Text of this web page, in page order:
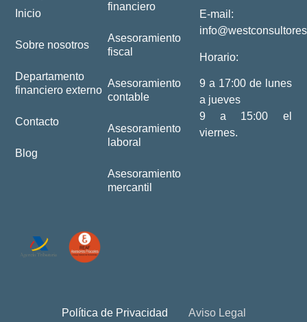
Inicio
Sobre nosotros
Departamento
financiero externo
Contacto
Blog
financiero
Asesoramiento
fiscal
Asesoramiento
contable
Asesoramiento
laboral
Asesoramiento
mercantil
E-mail:
Horario:
9 a 17:00 de lunes
a jueves
9 a 15:00 el
viernes.
Política de Privacidad Aviso Legal